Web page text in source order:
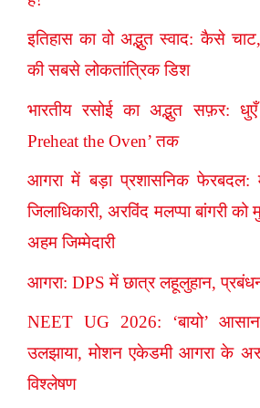
इतिहास का वो अद्भुत स्वाद: कैसे
की सबसे लोकतांत्रिक डिश
भारतीय रसोई का अद्भुत सफ़र:
Preheat the Oven’ तक
आगरा में बड़ा प्रशासनिक
जिलाधिकारी, अरविंद मलप्पा बांगरी
अहम जिम्मेदारी
आगरा: DPS में छात्र लहूलुहान, प्रबंधन
NEET UG 2026: ‘बायो’
उलझाया, मोशन एकेडमी आगरा के
विश्लेषण